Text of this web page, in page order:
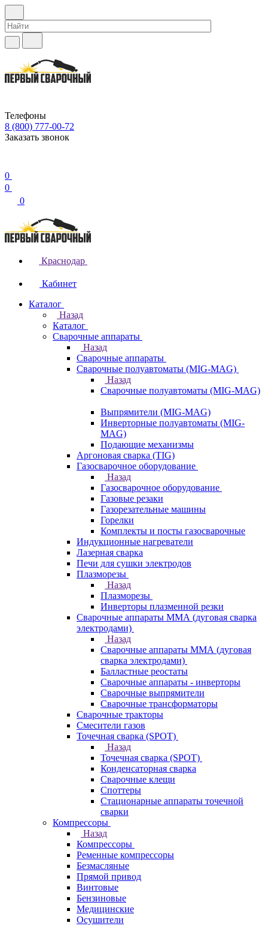
Телефоны
8 (800) 777-00-72
Заказать звонок
0
0
0
Краснодар
Кабинет
Каталог
Назад
Каталог
Сварочные аппараты
Назад
Сварочные аппараты
Сварочные полуавтоматы (MIG-MAG)
Назад
Сварочные полуавтоматы (MIG-MAG)
Выпрямители (MIG-MAG)
Инверторные полуавтоматы (MIG-
MAG)
Подающие механизмы
Аргоновая сварка (TIG)
Газосварочное оборудование
Назад
Газосварочное оборудование
Газовые резаки
Газорезательные машины
Горелки
Комплекты и посты газосварочные
Индукционные нагреватели
Лазерная сварка
Печи для сушки электродов
Плазморезы
Назад
Плазморезы
Инверторы плазменной резки
Сварочные аппараты ММА (дуговая сварка
электродами)
Назад
Сварочные аппараты ММА (дуговая
сварка электродами)
Балластные реостаты
Сварочные аппараты - инверторы
Сварочные выпрямители
Сварочные трансформаторы
Сварочные тракторы
Смесители газов
Точечная сварка (SPOT)
Назад
Точечная сварка (SPOT)
Конденсаторная сварка
Сварочные клещи
Споттеры
Стационарные аппараты точечной
сварки
Компрессоры
Назад
Компрессоры
Ременные компрессоры
Безмасляные
Прямой привод
Винтовые
Бензиновые
Медицинские
Осушители